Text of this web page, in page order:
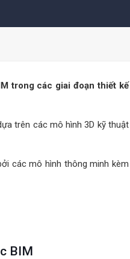
trong các giai đoạn thiết kế
trên các mô hình 3D kỹ thuật
các mô hình thông minh kèm
BIM